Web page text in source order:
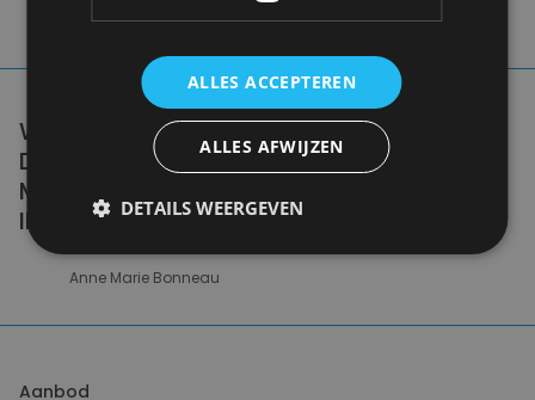
WE DON'T NEED A HANDFUL OF PEOPLE
DOING ZERO WASTE PERFECTLY. WE NEED
MILLIONS OF PEOPLE DOING IT
IMPERFECTLY.
Anne Marie Bonneau
Aanbod
ALLES ACCEPTEREN
ALLES AFWIJZEN
DETAILS WEERGEVEN